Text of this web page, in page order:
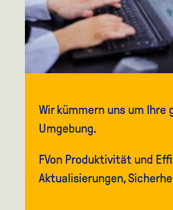
Wir kümmern uns um Ihre
Umgebung.
FVon Produktivität und
Aktualisierungen,